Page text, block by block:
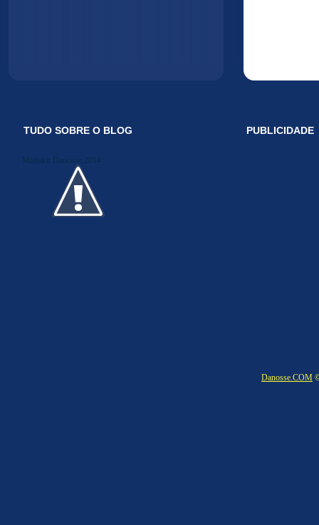
TUDO SOBRE O BLOG
Midiakit Danosse 2014
PUBLICIDADE
Danosse.COM